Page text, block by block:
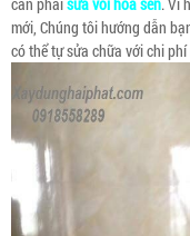
mới, Chúng tôi hướng dẫn
có thể tự sửa chữa với chi